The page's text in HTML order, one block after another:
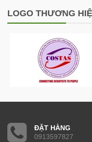
LOGO THƯƠNG
ĐẶT HÀNG
0913597827